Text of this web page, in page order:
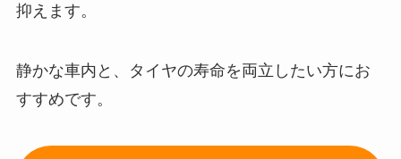
抑えます。
静かな車内と、タイヤの寿命を両立したい方にお
すすめです。